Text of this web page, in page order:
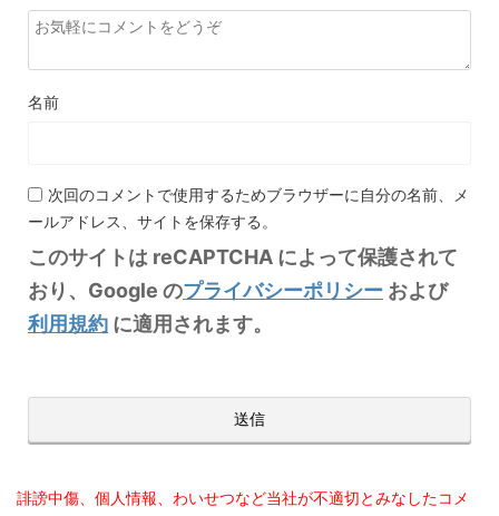
名前
次回のコメントで使用するためブラウザーに自分の名前、メ
ールアドレス、サイトを保存する。
このサイトは reCAPTCHA によって保護されて
おり、Google のプライバシーポリシー および
利用規約 に適用されます。
誹謗中傷、個人情報、わいせつなど当社が不適切とみなしたコメ